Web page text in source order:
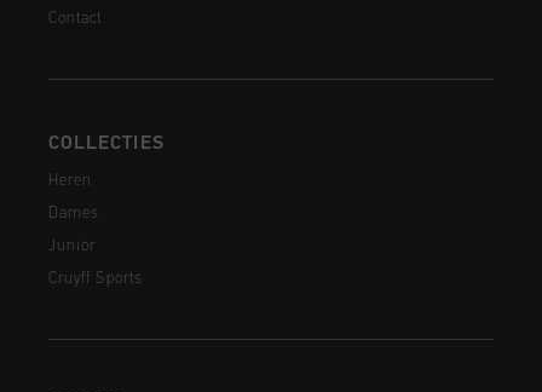
Contact
COLLECTIES
Heren
Dames
Junior
Cruyff Sports